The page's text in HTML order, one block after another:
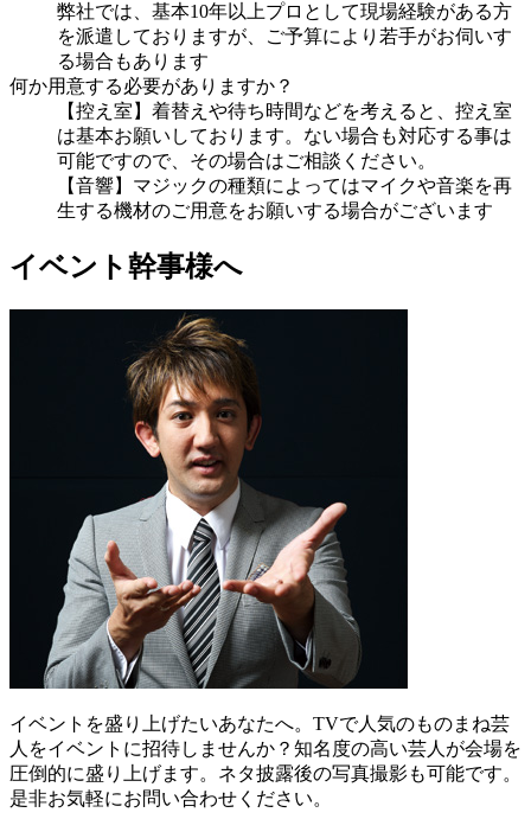
弊社では、基本10年以上プロとして現場経験がある方
を派遣しておりますが、ご予算により若手がお伺いす
る場合もあります
何か用意する必要がありますか？
【控え室】着替えや待ち時間などを考えると、控え室
は基本お願いしております。ない場合も対応する事は
可能ですので、その場合はご相談ください。
【音響】マジックの種類によってはマイクや音楽を再
生する機材のご用意をお願いする場合がございます
イベント幹事様へ
イベントを盛り上げたいあなたへ。TVで人気のものまね芸
人をイベントに招待しませんか？知名度の高い芸人が会場を
圧倒的に盛り上げます。ネタ披露後の写真撮影も可能です。
是非お気軽にお問い合わせください。